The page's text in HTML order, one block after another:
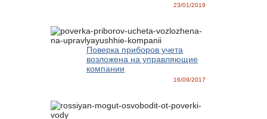
23/01/2019
Поверка приборов учета
возложена на управляющие
компании
16/09/2017